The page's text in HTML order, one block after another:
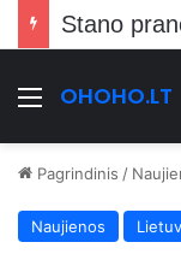
Stano
Meniu
OHOHO.LT
Pagrindinis /
Naujienos